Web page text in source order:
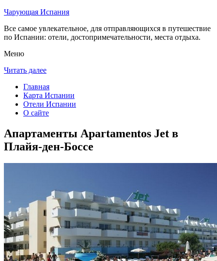
Чарующая Испания
Все самое увлекательное, для отправляющихся в путешествие
по Испании: отели, достопримечательности, места отдыха.
Меню
Читать далее
Главная
Карта Испании
Отели Испании
О сайте
Апартаменты Apartamentos Jet в
Плайя-ден-Боссе